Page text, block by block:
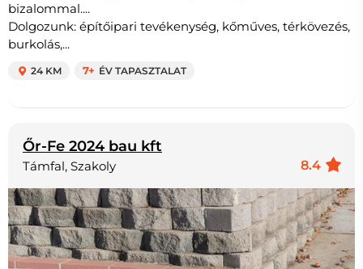
bizalommal....
Dolgozunk: építőipari tevékenység, kőműves, térkövezés,
burkolás,...
24 KM 7+ ÉV TAPASZTALAT
Őr-Fe 2024 bau kft
8.4
Támfal, Szakoly